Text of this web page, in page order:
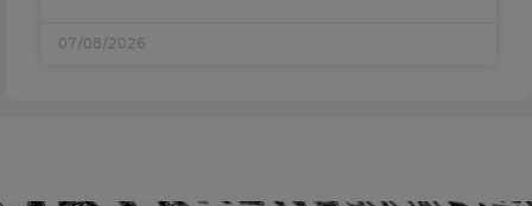
07/08/2026